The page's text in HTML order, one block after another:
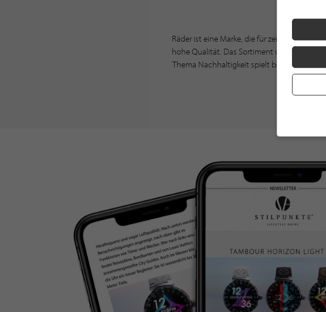
Räder ist eine Marke, die für zeitlos
hohe Qualität. Das Sortiment umfasst eine
Thema Nachhaltigkeit spielt bei Räder eine